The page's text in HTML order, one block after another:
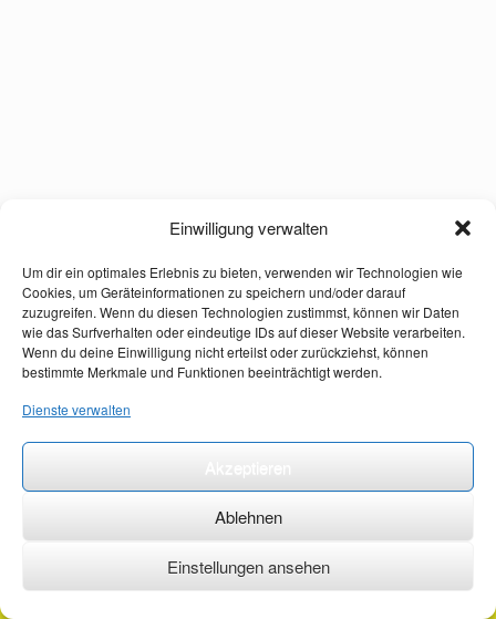
Einwilligung verwalten
Um dir ein optimales Erlebnis zu bieten, verwenden wir Technologien wie
Cookies, um Geräteinformationen zu speichern und/oder darauf
zuzugreifen. Wenn du diesen Technologien zustimmst, können wir Daten
wie das Surfverhalten oder eindeutige IDs auf dieser Website verarbeiten.
Wenn du deine Einwilligung nicht erteilst oder zurückziehst, können
bestimmte Merkmale und Funktionen beeinträchtigt werden.
Dienste verwalten
Ablehnen
Einstellungen ansehen
©2026 ·erstehilfekurs-mauch.de ·AGB ·Datenschutzerklärung ·Impressum ·